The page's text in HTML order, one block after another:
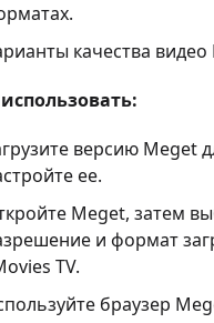
качества видео
версию Meget
ее.
Meget, затем
и формат
TV.
браузер